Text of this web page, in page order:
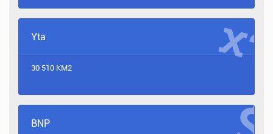
Yta
30 510 KM2
BNP